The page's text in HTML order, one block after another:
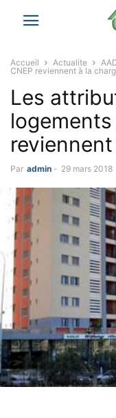
Accueil Actualite
CNEP reviennent à la
Les
logements
Par admin - 29 mars 2018